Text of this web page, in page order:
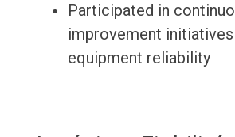
Participated in
improvement
equipment reliability